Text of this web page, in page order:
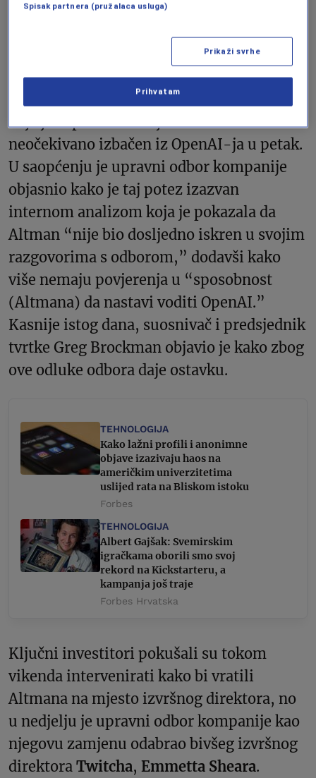
Što je prethodilo ovoj
Ova objava označila je završetak drame
neočekivano izbačen iz OpenAI-ja u petak.
U saopćenju je upravni odbor kompanije
objasnio kako je taj potez izazvan
internom analizom koja je pokazala da
Altman “nije bio dosljedno iskren u svojim
razgovorima s odborom,” dodavši kako
više nemaju povjerenja u “sposobnost
(Altmana) da nastavi voditi OpenAI.”
Kasnije istog dana, suosnivač i predsjednik
tvrtke Greg Brockman objavio je kako zbog
ove odluke odbora daje ostavku.
TEHNOLOGIJA
Kako lažni profili i anonimne
objave izazivaju haos na
američkim univerzitetima
uslijed rata na Bliskom istoku
Forbes
TEHNOLOGIJA
Albert Gajšak: Svemirskim
igračkama oborili smo svoj
rekord na Kickstarteru, a
kampanja još traje
Forbes Hrvatska
Ključni investitori pokušali su tokom
vikenda intervenirati kako bi vratili
Altmana na mjesto izvršnog direktora, no
u nedjelju je upravni odbor kompanije kao
njegovu zamjenu odabrao bivšeg izvršnog
direktora Twitcha, Emmetta Sheara.
Spisak partnera (pružalaca usluga)
Prikaži svrhe
Prihvatam